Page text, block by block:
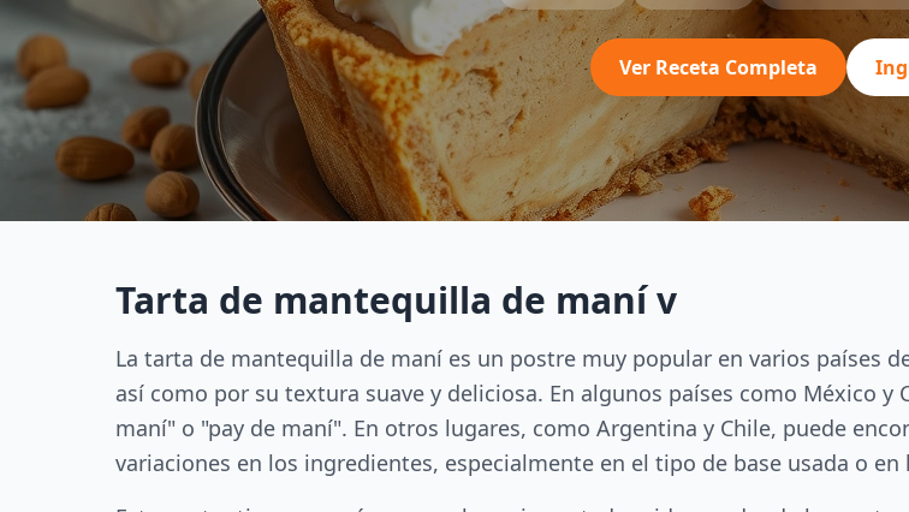
Ver Receta Completa
Tarta de mantequilla de maní v
La tarta de mantequilla de maní es un postre muy popular en varios países
así como por su textura suave y deliciosa. En algunos países como México
maní" o "pay de maní". En otros lugares, como Argentina y Chile, puede
variaciones en los ingredientes, especialmente en el tipo de base usada o en